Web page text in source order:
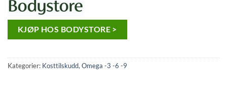
var:
kr748.
er:
kr673.
KJØP HOS BODYSTORE >
Kategorier: Kosttilskudd,Omega -3 -6 -9